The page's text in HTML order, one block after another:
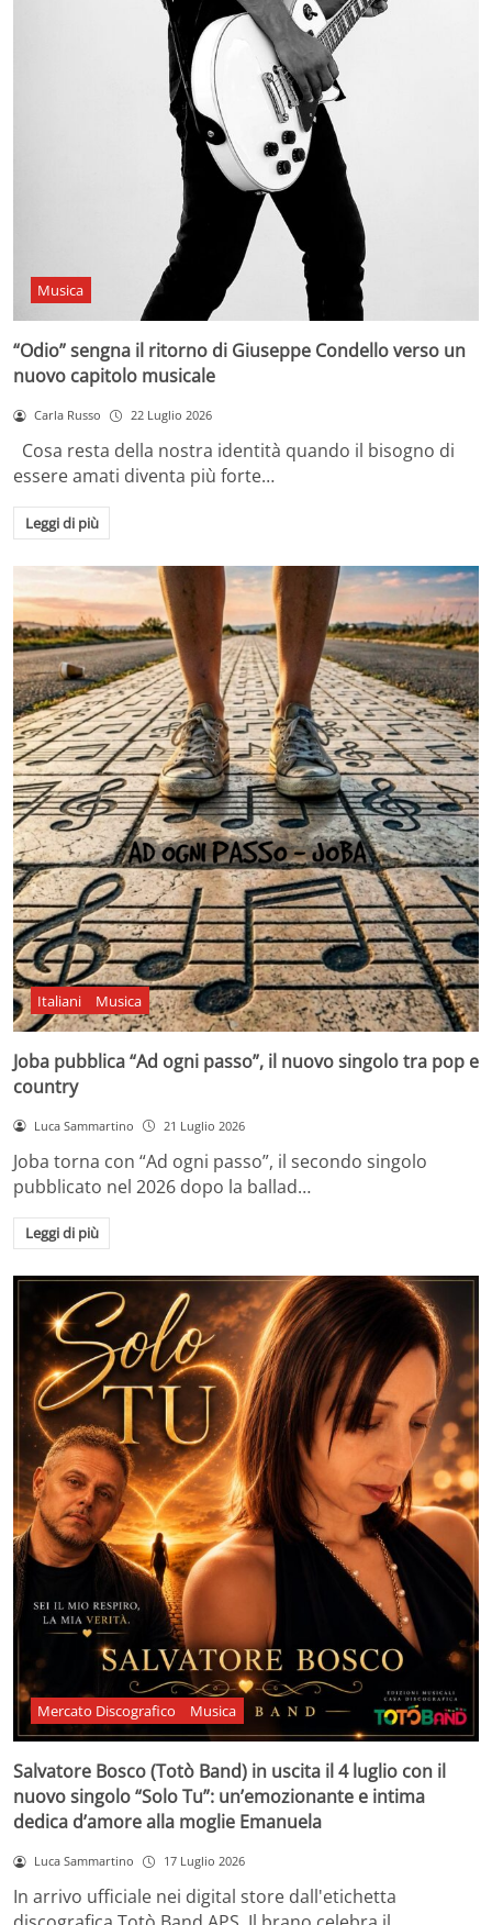
Musica
“Odio” sengna il ritorno di Giuseppe Condello verso un
nuovo capitolo musicale
Carla Russo 22 Luglio 2026
Cosa resta della nostra identità quando il bisogno di
essere amati diventa più forte…
Leggi di più
Italiani Musica
Joba pubblica “Ad ogni passo”, il nuovo singolo tra pop e
country
Luca Sammartino 21 Luglio 2026
Joba torna con “Ad ogni passo”, il secondo singolo
pubblicato nel 2026 dopo la ballad…
Leggi di più
Mercato Discografico Musica
Salvatore Bosco (Totò Band) in uscita il 4 luglio con il
nuovo singolo “Solo Tu”: un’emozionante e intima
dedica d’amore alla moglie Emanuela
Luca Sammartino 17 Luglio 2026
In arrivo ufficiale nei digital store dall'etichetta